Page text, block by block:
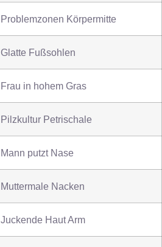
Problemzonen Körpermitte
Glatte Fußsohlen
Frau in hohem Gras
Pilzkultur Petrischale
Mann putzt Nase
Muttermale Nacken
Juckende Haut Arm